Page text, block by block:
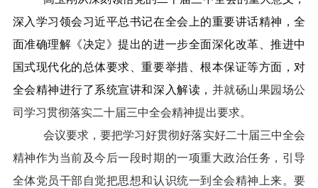
深入学习领会习近平总书记在全会上的重要讲话精神，全
面准确理解《决定》提出的进一步全面深化改革、推进中
国式现代化的总体要求、重要举措、根本保证等方面，对
全会精神进行了系统宣讲和深入解读， 并就砀山果园场公
司学习贯彻落实二十届三中全会精神提出要求。
会议要求，要把学习好贯彻好落实好二十届三中全会
精神作为当前及今后一段时期的一项重大政治任务，引导
全体党员干部自觉把思想和认识统一到全会精神上来。要